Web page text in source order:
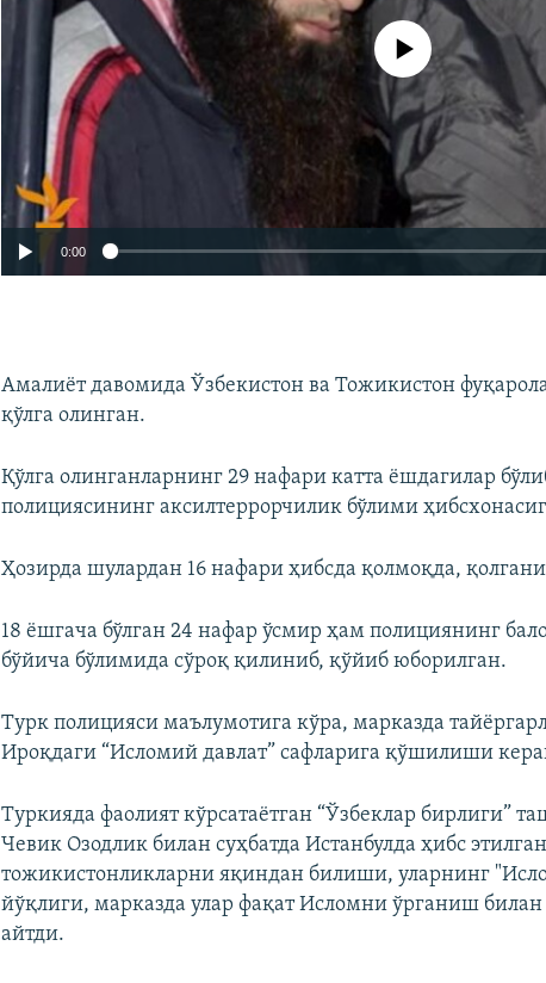
Айни дамда медиа-манба
0:00
Амалиёт давомида Ўзбекистон ва Тожикистон
қўлга олинган.
Қўлга олинганларнинг 29 нафари катта ёшдагилар
полициясининг аксилтеррорчилик бўлими
Ҳозирда шулардан 16 нафари ҳибсда қолмоқда,
18 ёшгача бўлган 24 нафар ўсмир ҳам полициянинг
бўйича бўлимида сўроқ қилиниб, қўйиб юборилган.
Турк полицияси маълумотига кўра, марказда
Ироқдаги “Исломий давлат” сафларига қўшилиши
Туркияда фаолият кўрсатаётган “Ўзбеклар бирлиги”
Чевик Озодлик билан суҳбатда Истанбулда ҳибс
тожикистонликларни яқиндан билиши, уларнинг
йўқлиги, марказда улар фақат Исломни ўрганиш
айтди.